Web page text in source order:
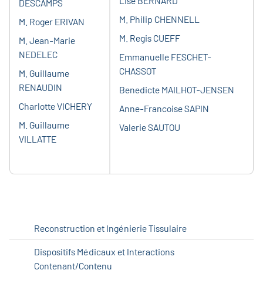
DESCAMPS
M. Roger ERIVAN
M. Jean-Marie
NEDELEC
M. Guillaume
RENAUDIN
Charlotte VICHERY
M. Guillaume
VILLATTE
M. Philip CHENNELL
M. Regis CUEFF
Emmanuelle FESCHET-
CHASSOT
Benedicte MAILHOT-JENSEN
Anne-Francoise SAPIN
Valerie SAUTOU
Reconstruction et Ingénierie Tissulaire
Dispositifs Médicaux et Interactions
Contenant/Contenu